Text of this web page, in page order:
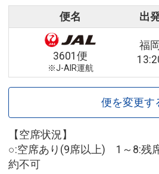
便名 出
3601便
※J-AIR運航
福岡
便を変更す
【空席状況】
○:空席あり(9席以上) 1～8:残
約不可